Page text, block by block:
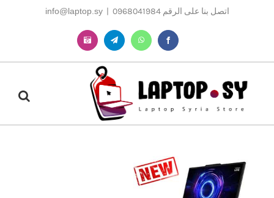
اتصل بنا على الرقم 0968041984 |
info@laptop.sy
Facebook
WhatsApp
Telegram
Instagram